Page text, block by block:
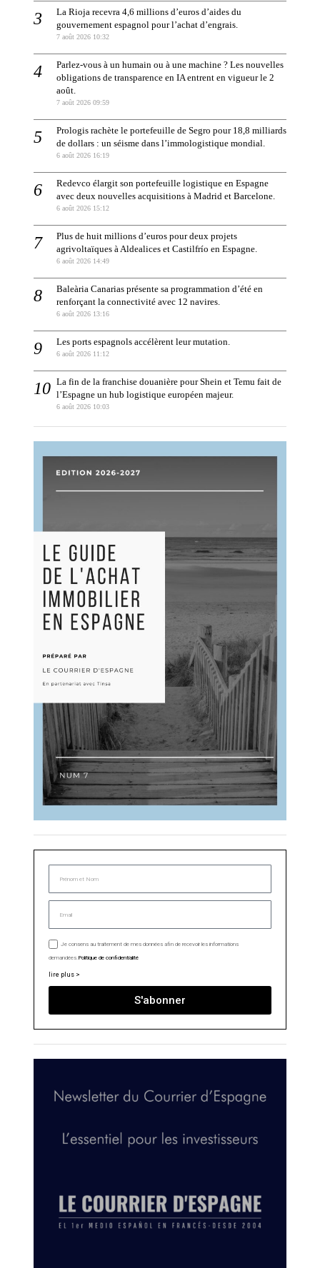
La Rioja recevra 4,6 millions d’euros d’aides du
gouvernement espagnol pour l’achat d’engrais.
7 août 2026 10:32
Parlez-vous à un humain ou à une machine ? Les nouvelles
obligations de transparence en IA entrent en vigueur le 2
août.
7 août 2026 09:59
Prologis rachète le portefeuille de Segro pour 18,8 milliards
de dollars : un séisme dans l’immologistique mondial.
6 août 2026 16:19
Redevco élargit son portefeuille logistique en Espagne
avec deux nouvelles acquisitions à Madrid et Barcelone.
6 août 2026 15:12
Plus de huit millions d’euros pour deux projets
agrivoltaïques à Aldealices et Castilfrío en Espagne.
6 août 2026 14:49
Baleària Canarias présente sa programmation d’été en
renforçant la connectivité avec 12 navires.
6 août 2026 13:16
Les ports espagnols accélèrent leur mutation.
6 août 2026 11:12
La fin de la franchise douanière pour Shein et Temu fait de
l’Espagne un hub logistique européen majeur.
6 août 2026 10:03
Je consens au traitement de mes données afin de recevoir les informations
demandées.Politique de confidentialité
lire plus >
S'abonner